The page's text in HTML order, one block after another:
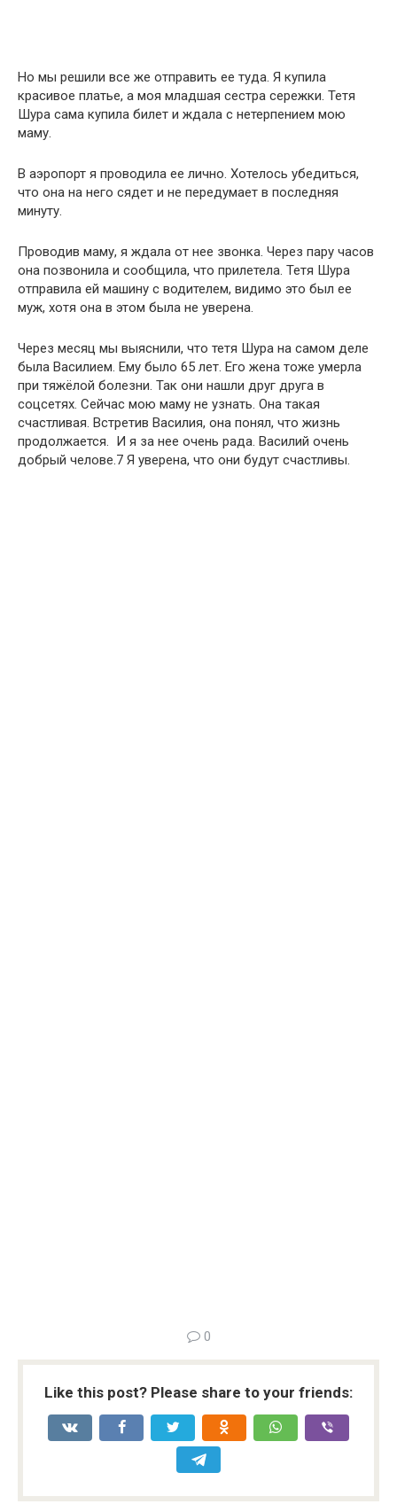
Но мы решили все же отправить ее туда. Я купила
красивое платье, а моя младшая сестра сережки. Тетя
Шура сама купила билет и ждала с нетерпением мою
маму.
В аэропорт я проводила ее лично. Хотелось убедиться,
что она на него сядет и не передумает в последняя
минуту.
Проводив маму, я ждала от нее звонка. Через пару часов
она позвонила и сообщила, что прилетела. Тетя Шура
отправила ей машину с водителем, видимо это был ее
муж, хотя она в этом была не уверена.
Через месяц мы выяснили, что тетя Шура на самом деле
была Василием. Ему было 65 лет. Его жена тоже умерла
при тяжёлой болезни. Так они нашли друг друга в
соцсетях. Сейчас мою маму не узнать. Она такая
счастливая. Встретив Василия, она понял, что жизнь
продолжается. И я за нее очень рада. Василий очень
добрый челове.7 Я уверена, что они будут счастливы.
0
Like this post? Please share to your friends: